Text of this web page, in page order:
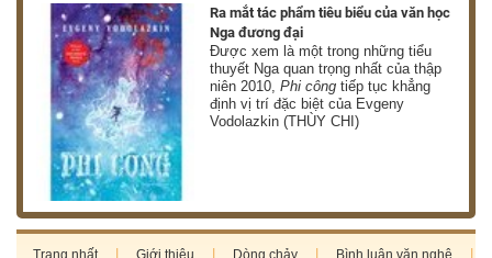
Ra mắt tác phẩm tiêu biểu của văn học
Nga đương đại
Được xem là một trong những tiểu
thuyết Nga quan trọng nhất của thập
niên 2010,Phi công tiếp tục khẳng
định vị trí đặc biệt của Evgeny
Vodolazkin (THÙY CHI)